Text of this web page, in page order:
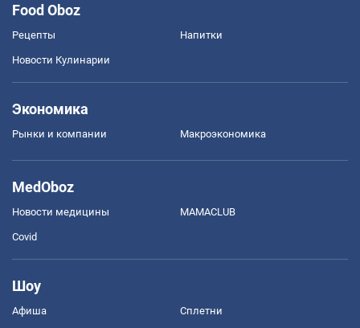
Food Oboz
Рецепты Напитки
Новости Кулинарии
Экономика
Рынки и компании Mакроэкономика
MedOboz
Новости медицины MAMACLUB
Covid
Шоу
Афиша Сплетни